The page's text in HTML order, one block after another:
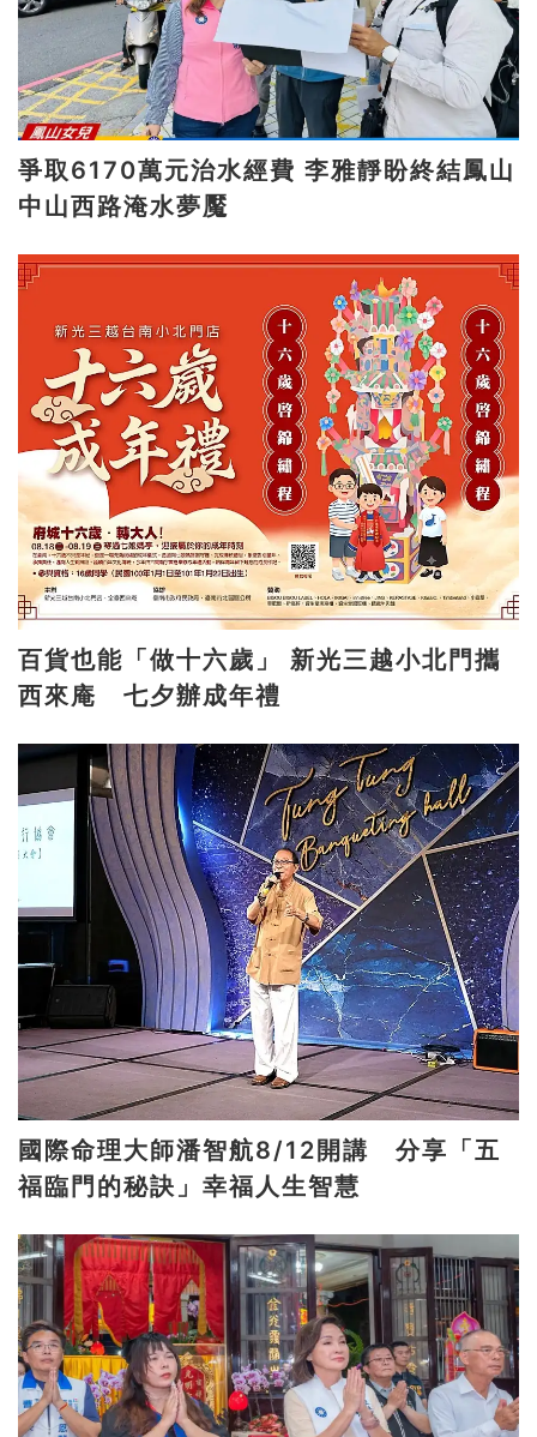
爭取6170萬元治水經費 李雅靜盼終結鳳山
中山西路淹水夢魘
百貨也能「做十六歲」 新光三越小北門攜
西來庵 七夕辦成年禮
國際命理大師潘智航8/12開講 分享「五
福臨門的秘訣」幸福人生智慧